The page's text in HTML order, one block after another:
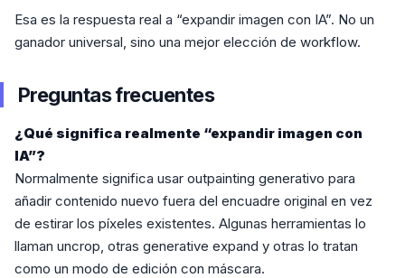
Esa es la respuesta real a “expandir imagen con IA”. No un
ganador universal, sino una mejor elección de workflow.
Preguntas frecuentes
¿Qué significa realmente “expandir imagen con
IA”?
Normalmente significa usar outpainting generativo para
añadir contenido nuevo fuera del encuadre original en vez
de estirar los píxeles existentes. Algunas herramientas lo
llaman uncrop, otras generative expand y otras lo tratan
como un modo de edición con máscara.